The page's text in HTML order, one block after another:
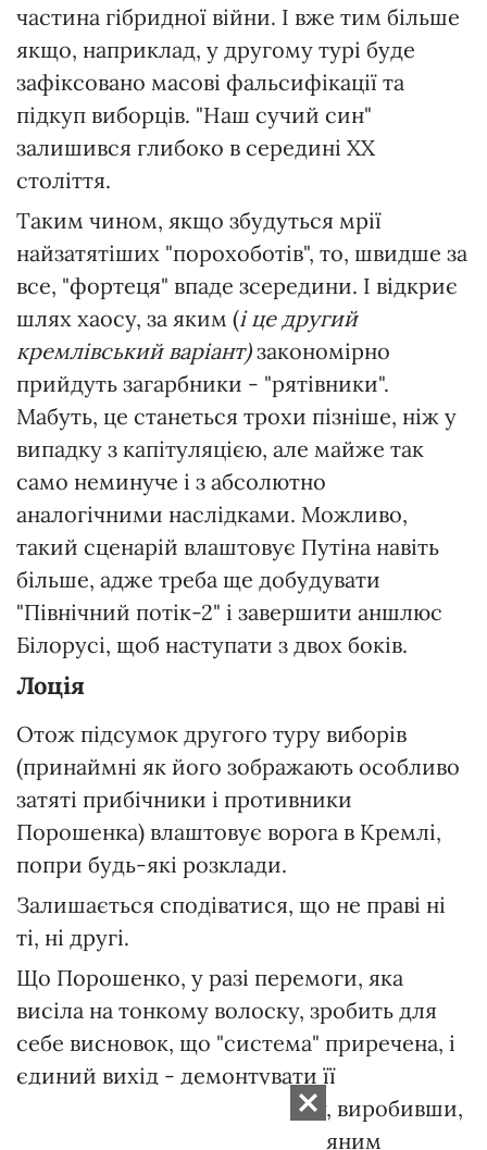
частина гібридної війни. І вже тим більше
якщо, наприклад, у другому турі буде
зафіксовано масові фальсифікації та
підкуп виборців. "Наш сучий син"
залишився глибоко в середині ХХ
століття.
Таким чином, якщо збудуться мрії
найзатятіших "порохоботів", то, швидше за
все, "фортеця" впаде зсередини. І відкриє
шлях хаосу, за яким (і це другий
кремлівський варіант)закономірно
прийдуть загарбники - "рятівники".
Мабуть, це станеться трохи пізніше, ніж у
випадку з капітуляцією, але майже так
само неминуче і з абсолютно
аналогічними наслідками. Можливо,
такий сценарій влаштовує Путіна навіть
більше, адже треба ще добудувати
"Північний потік-2" і завершити аншлюс
Білорусі, щоб наступати з двох боків.
Лоція
Отож підсумок другого туру виборів
(принаймні як його зображають особливо
затяті прибічники і противники
Порошенка) влаштовує ворога в Кремлі,
попри будь-які розклади.
Залишається сподіватися, що не праві ні
ті, ні другі.
Що Порошенко, у разі перемоги, яка
висіла на тонкому волоску, зробить для
себе висновок, що "система" приречена, і
єдиний вихід - демонтувати її
контрольовано, згори донизу, виробивши,
спільно із Заходом та вітчизняним